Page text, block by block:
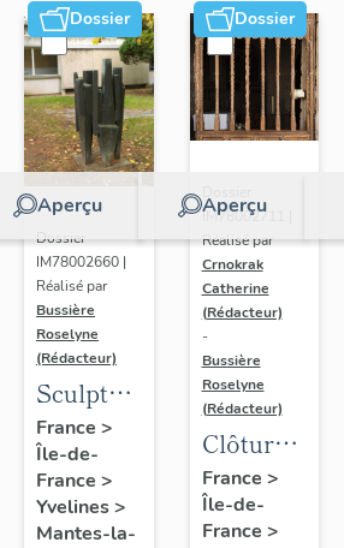
Dossier
Aperçu
Dossier
IM78002660 |
Réalisé par
Bussière
Roselyne
(Rédacteur)
Sculpture
: la
Ronde
France >
Île-de-
France >
Yvelines>
Mantes-la-
Dossier
Aperçu
IM78002711 |
Réalisé par
Crnokrak
Catherine
(Rédacteur)
-
Bussière
Roselyne
(Rédacteur)
Clôture
de
chœur
France >
Île-de-
France >